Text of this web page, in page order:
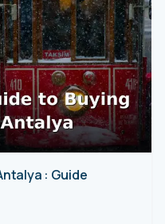
: Guide